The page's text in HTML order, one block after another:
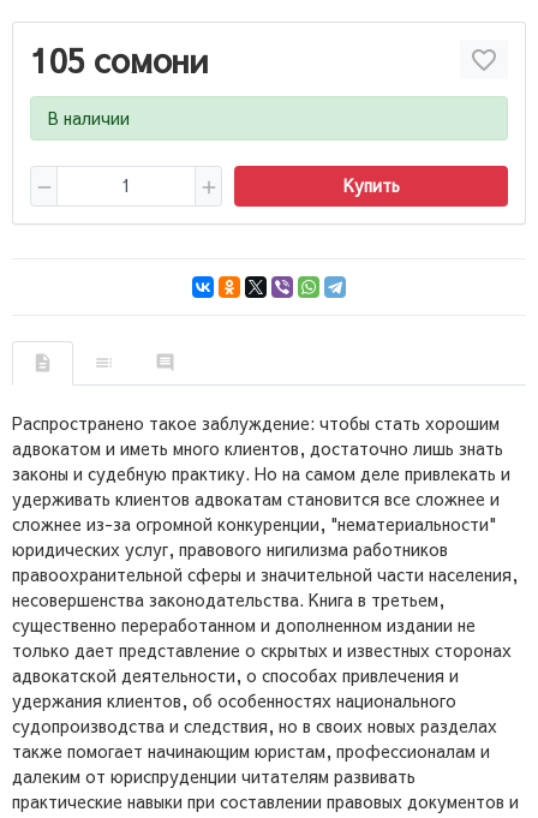
105 сомони
В наличии
Купить
Распространено такое заблуждение: чтобы стать хорошим
адвокатом и иметь много клиентов, достаточно лишь знать
законы и судебную практику. Но на самом деле привлекать и
удерживать клиентов адвокатам становится все сложнее и
сложнее из-за огромной конкуренции, "нематериальности"
юридических услуг, правового нигилизма работников
правоохранительной сферы и значительной части населения,
несовершенства законодательства. Книга в третьем,
существенно переработанном и дополненном издании не
только дает представление о скрытых и известных сторонах
адвокатской деятельности, о способах привлечения и
удержания клиентов, об особенностях национального
судопроизводства и следствия, но в своих новых разделах
также помогает начинающим юристам, профессионалам и
далеким от юриспруденции читателям развивать
практические навыки при составлении правовых документов и